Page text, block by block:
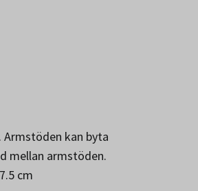
kan byta
mellan armstöden.
cm